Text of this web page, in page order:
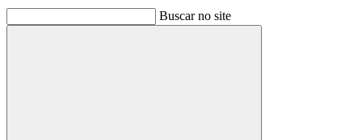
Buscar no site